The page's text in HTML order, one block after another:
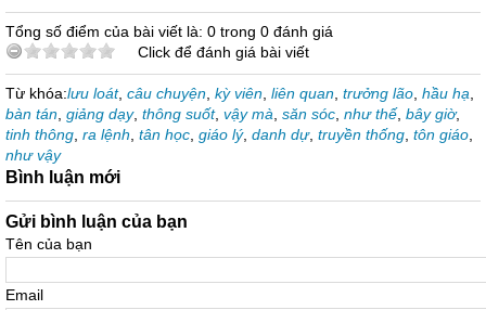
Tổng số điểm của bài viết là: 0 trong 0 đánh giá
Click để đánh giá bài viết
Từ khóa:lưu loát, câu chuyện kỳ viên liên quan trưởng lão hầu hạ
bàn tán giảng dạy, thông suốt, vậy mà săn sóc như thế, bây giờ,
tinh thông ra lệnh tân học giáo lý, danh dự, truyền thống tôn giáo
như vậy
Bình luận mới
Gửi bình luận của bạn
Tên của bạn
Email